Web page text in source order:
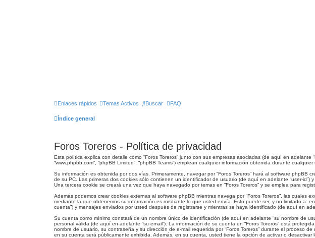
Enlaces rápidos Temas Activos Buscar FAQ
Índice general
Foros Toreros - Política de privacidad
Esta política explica con detalle cómo “Foros Toreros” junto con sus empresas asociadas (de aquí en adelante
“www.phpbb.com”, “phpBB Limited”, “phpBB Teams”) emplean cualquier información obtenida durante
Su información es obtenida por dos vías. Primeramente, navegar por “Foros Toreros” hará al software
de su PC. Las primeras dos cookies sólo contienen un identificador de usuario (de aquí en adelante “user-
Una tercera cookie se creará una vez que haya navegado por temas en “Foros Toreros” y se emplea para
Además podemos crear cookies externas al software phpBB mientras navega por “Foros Toreros”, las
mediante la que obtenemos su información es mediante lo que usted envía. Esto puede ser, y no limitado a:
cuenta”) y mensajes enviados por usted después de registrarse y mientras se haya identificado (de aquí en
Su cuenta como mínimo constará de un nombre único de identificación (de aquí en adelante “su nombre de
personal válida (de aquí en adelante “su email”). La información de su cuenta en “Foros Toreros” está
nombre de usuario, su contraseña y su dirección de e-mail requerida por “Foros Toreros” durante el proceso
en su cuenta será públicamente exhibida. Además, en su cuenta, usted tiene la opción de activar o desactivar